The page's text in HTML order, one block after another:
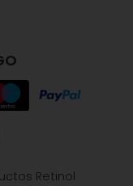
Retinol